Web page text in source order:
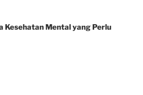
Kesehatan Mental yang Perlu